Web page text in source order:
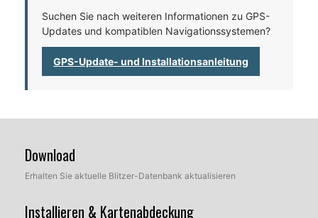
Suchen Sie nach weiteren Informationen zu GPS-
Updates und kompatiblen Navigationssystemen?
GPS-Update- und Installationsanleitung
Download
Erhalten Sie aktuelle Blitzer-Datenbank aktualisieren
Installieren & Kartenabdeckung